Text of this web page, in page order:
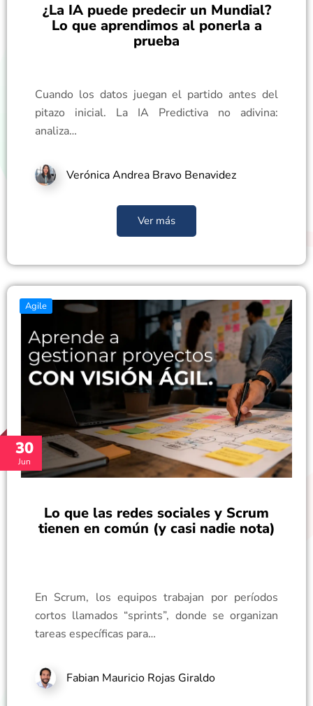
¿La IA puede predecir un Mundial?
Lo que aprendimos al ponerla a
prueba
Cuando los datos juegan el partido antes del
pitazo inicial. La IA Predictiva no adivina:
analiza…
Verónica Andrea Bravo Benavidez
Ver más
30
Jun
Agile
Lo que las redes sociales y Scrum
tienen en común (y casi nadie nota)
En Scrum, los equipos trabajan por períodos
cortos llamados “sprints”, donde se organizan
tareas específicas para…
Fabian Mauricio Rojas Giraldo